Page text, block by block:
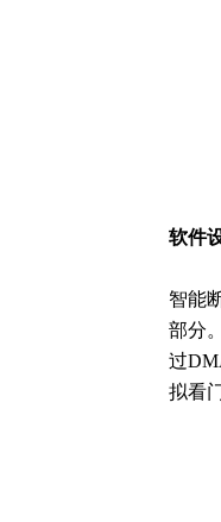
软件
智能
部分
过
拟看